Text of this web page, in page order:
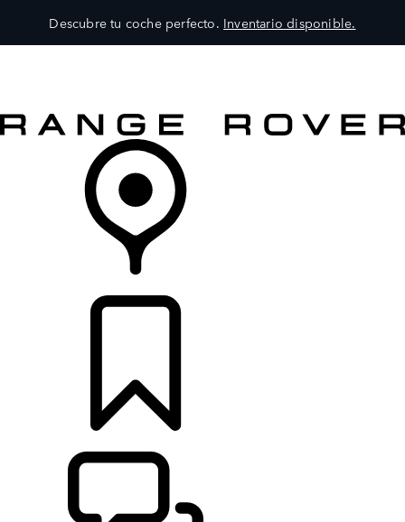
Descubre tu coche perfecto. Inventario disponible.